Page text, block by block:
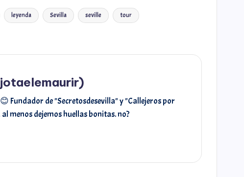
r
a
s
a
t
leyenda Sevilla seville tour
Fundador de "Secretosdesevilla" y "Callejeros por
menos dejemos huellas bonitas. no?